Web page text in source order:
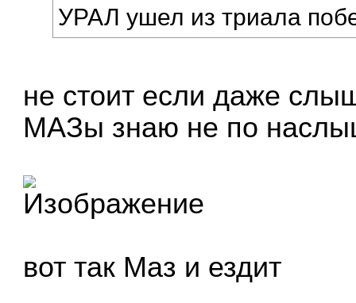
УРАЛ ушел из триала
не стоит если даже
МАЗы знаю не по
вот так Маз и ездит